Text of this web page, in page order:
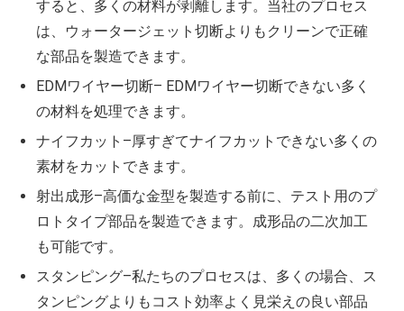
すると、多くの材料が剥離します。当社のプロセス
は、ウォータージェット切断よりもクリーンで正確
な部品を製造できます。
EDMワイヤー切断– EDMワイヤー切断できない多く
の材料を処理できます。
ナイフカット–厚すぎてナイフカットできない多くの
素材をカットできます。
射出成形–高価な金型を製造する前に、テスト用のプ
ロトタイプ部品を製造できます。成形品の二次加工
も可能です。
スタンピング–私たちのプロセスは、多くの場合、ス
タンピングよりもコスト効率よく見栄えの良い部品